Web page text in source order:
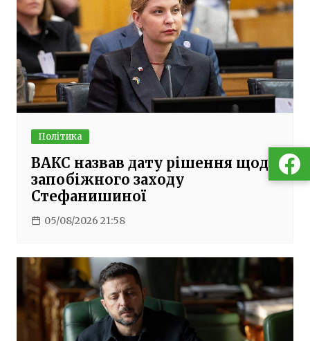
Політика
ВАКС назвав дату рішення щодо
запобіжного заходу
Стефанишиної
05/08/2026 21:58